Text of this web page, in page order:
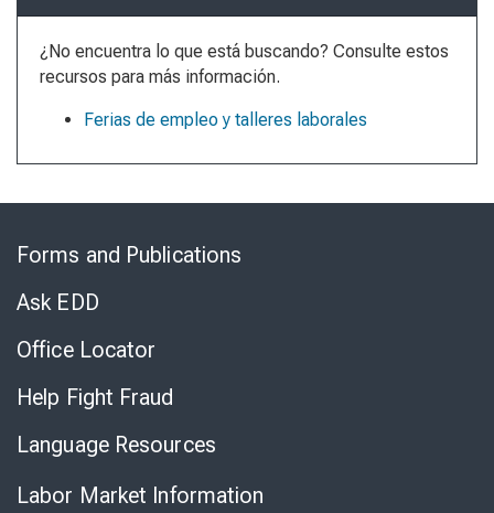
¿No encuentra lo que está buscando? Consulte estos
recursos para más información.
Ferias de empleo y talleres laborales
Forms and Publications
Ask EDD
Office Locator
Help Fight Fraud
Language Resources
Labor Market Information